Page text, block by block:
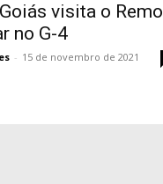
visita o Remo
no G-4
- 15 de novembro de 2021